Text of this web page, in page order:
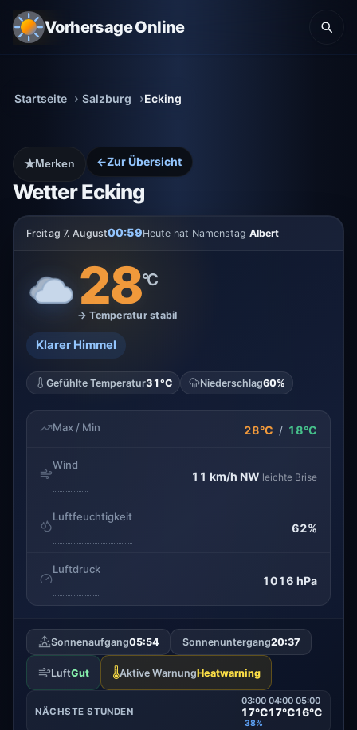
Vorhersage Online
Startseite Salzburg Ecking
←Zur Übersicht
Wetter Ecking
★Merken
Freitag 7. August00:59Heute hat NamenstagAlbert
28°C
→ Temperatur stabil
Klarer Himmel
Gefühlte Temperatur31°C Niederschlag60%
Max / Min 28°C / 18°C
Wind
11 km/h NW leichte Brise
Luftfeuchtigkeit
62%
Luftdruck
1016 hPa
Sonnenaufgang05:54 Sonnenuntergang20:37
LuftGut 🌡️Aktive WarnungHeatwarning
NÄCHSTE STUNDEN
03:00
17°C
38%
04:00
17°C
05:00
16°C